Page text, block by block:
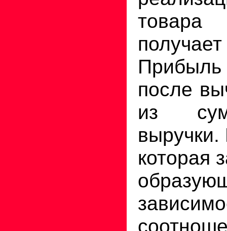
товара
после
из
которая